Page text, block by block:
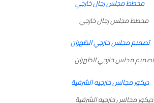
مخطط مجلس رجال خارجي
تصميم مجلس خارجي الظهران
ديكور مجالس خارجيه الشرقية